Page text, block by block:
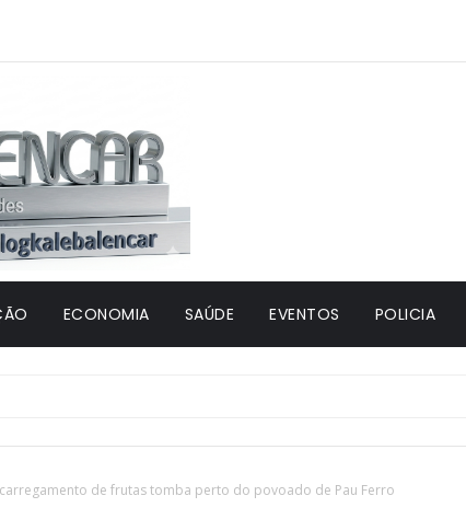
ECONOMIA SAÚDE EVENTOS POLICIA
carregamento de frutas tomba perto do povoado de Pau Ferro